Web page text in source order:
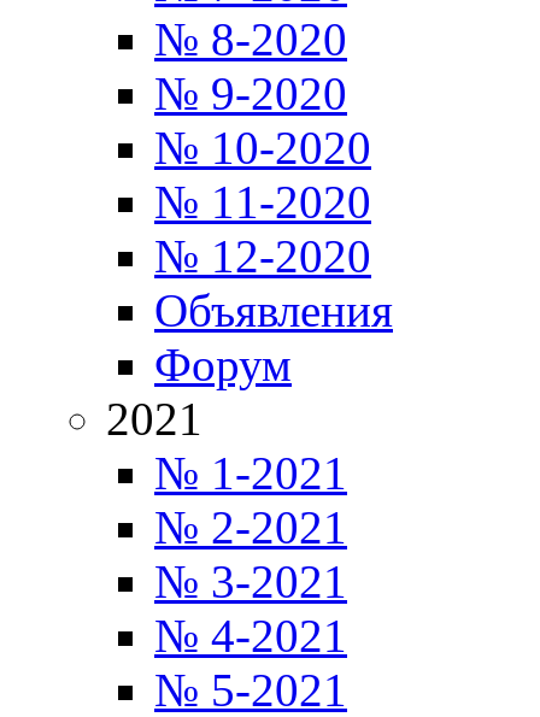
№ 8-2020
№ 9-2020
№ 10-2020
№ 11-2020
№ 12-2020
Объявления
Форум
2021
№ 1-2021
№ 2-2021
№ 3-2021
№ 4-2021
№ 5-2021